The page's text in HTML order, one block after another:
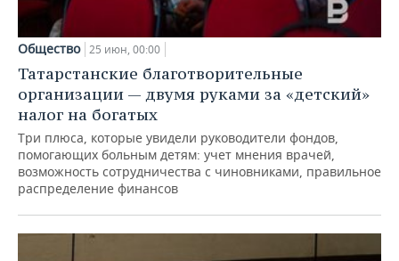
Общество 25 июн, 00:00
Татарстанские благотворительные
организации — двумя руками за «детский»
налог на богатых
Три плюса, которые увидели руководители фондов,
помогающих больным детям: учет мнения врачей,
возможность сотрудничества с чиновниками, правильное
распределение финансов